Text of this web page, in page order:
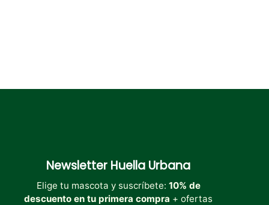
Newsletter Huella Urbana
Elige tu mascota y suscríbete: 10% de
descuento en tu primera compra + ofertas